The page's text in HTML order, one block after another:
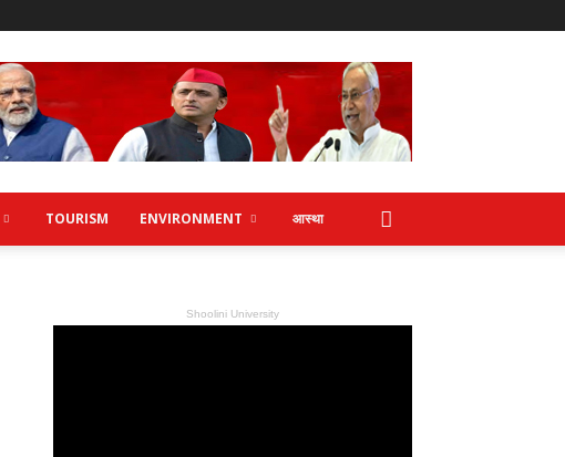
TOURISM ENVIRONMENT आस्था
Shoolini University